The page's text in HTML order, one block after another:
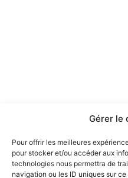
Gérer le
Pour offrir les meilleures
pour stocker et/ou accéder aux
technologies nous permettra de
navigation ou les ID uniques sur